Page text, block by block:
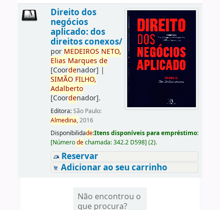
Direito dos
negócios
aplicado: dos
direitos conexos/
por MEDEIROS NETO,
Elias Marques de
[Coordenador] |
SIMÃO FILHO,
Adalberto
[Coordenador].
Editora:São Paulo:
Almedina,2016
Disponibilidade:Itens disponíveis para empréstimo:
[Númerodechamada:342.2 D598] (2).
Reservar
Adicionar ao seu carrinho
Não encontrou o
que procura?